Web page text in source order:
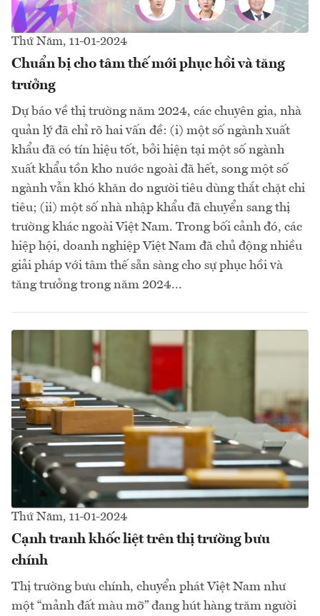
Thứ Năm, 11-01-2024
Chuẩn bị cho tâm thế mới phục hồi và tăng
trưởng
Dự báo về thị trường năm 2024, các chuyên gia, nhà
quản lý đã chỉ rõ hai vấn đề: (i) một số ngành xuất
khẩu đã có tín hiệu tốt, bởi hiện tại một số ngành
xuất khẩu tồn kho nước ngoài đã hết, song một số
ngành vẫn khó khăn do người tiêu dùng thắt chặt chi
tiêu; (ii) một số nhà nhập khẩu đã chuyển sang thị
trường khác ngoài Việt Nam. Trong bối cảnh đó, các
hiệp hội, doanh nghiệp Việt Nam đã chủ động nhiều
giải pháp với tâm thế sẵn sàng cho sự phục hồi và
tăng trưởng trong năm 2024...
Thứ Năm, 11-01-2024
Cạnh tranh khốc liệt trên thị trường bưu
chính
Thị trường bưu chính, chuyển phát Việt Nam như
một “mảnh đất màu mỡ” đang hút hàng trăm người